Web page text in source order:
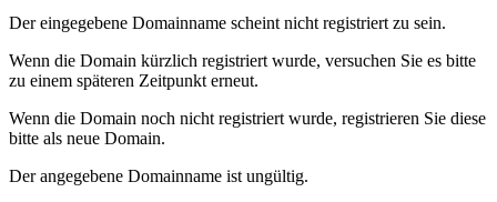
Der eingegebene Domainname scheint nicht registriert zu sein.
Wenn die Domain kürzlich registriert wurde, versuchen Sie es bitte
zu einem späteren Zeitpunkt erneut.
Wenn die Domain noch nicht registriert wurde, registrieren Sie diese
bitte als neue Domain.
Der angegebene Domainname ist ungültig.